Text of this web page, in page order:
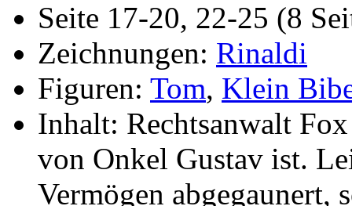
Seite 17-20, 22-25 (8
Zeichnungen: Rinaldi
Figuren: Tom, Klein
Inhalt: Rechtsanwalt
von Onkel Gustav ist.
Vermögen abgegaunert,